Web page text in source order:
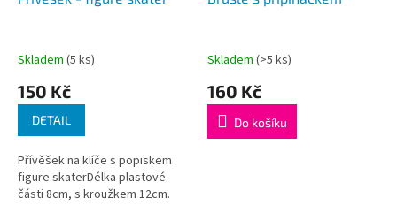
Skladem (5 ks)
150 Kč
DETAIL
Přívěšek na klíče s popiskem
figure skaterDélka plastové
části 8cm, s kroužkem 12cm.
Skladem (>5 ks)
160 Kč
Do košíku